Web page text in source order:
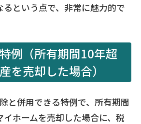
るという点で、非常に魅力的で
例（所有期間10年超
を売却した場合）
と併用できる特例で、所有期間
イホームを売却した場合に、税